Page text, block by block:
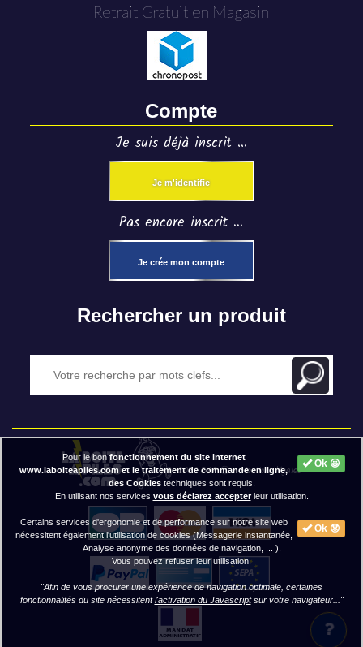
Retrait Gratuit en Magasin
Compte
Je suis déjà inscrit ...
Je m'identifie
Pas encore inscrit ...
Je crée mon compte
Rechercher un produit
2020 BAP ⓒ - Mentions légales
Ok 😀
Pour le bonfonctionnement du site internet
www.laboiteapiles.com et le traitement de commande en ligne,
des Cookiestechniques sont requis.
En utilisant nos services vous déclarez accepterleur utilisation.
Ok 😟
Certains services d'ergonomie et de performance sur notre site web
nécessitent également l'utilisation de cookies (Messagerie instantanée,
Analyse anonyme des données de navigation, ... ).
Vous pouvez refuser leur utilisation.
"Afin de vous procurer une expérience de navigation optimale, certaines
fonctionnalités du site nécessitentl'activation du Javascriptsur votre navigateur..."